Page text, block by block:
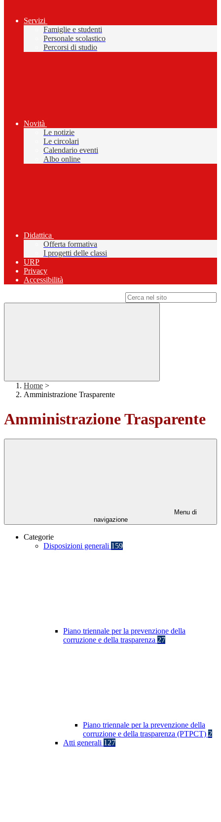
Servizi
Famiglie e studenti
Personale scolastico
Percorsi di studio
Novità
Le notizie
Le circolari
Calendario eventi
Albo online
Didattica
Offerta formativa
I progetti delle classi
URP
Privacy
Accessibilità
Home >
Amministrazione Trasparente
Amministrazione Trasparente
Menu di
navigazione
Categorie
Disposizioni generali 159
Piano triennale per la prevenzione della
corruzione e della trasparenza 27
Piano triennale per la prevenzione della
corruzione e della trasparenza (PTPCT) 2
Atti generali 127